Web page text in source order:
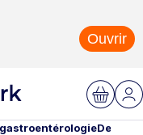
Ouvrir